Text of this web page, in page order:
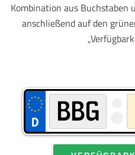
Kombination aus Buchstaben
anschließend auf den